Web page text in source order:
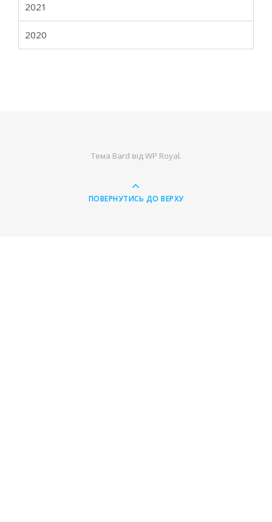
2021
2020
Тема Bard відWP Royal.
ПОВЕРНУТИСЬ ДО ВЕРХУ